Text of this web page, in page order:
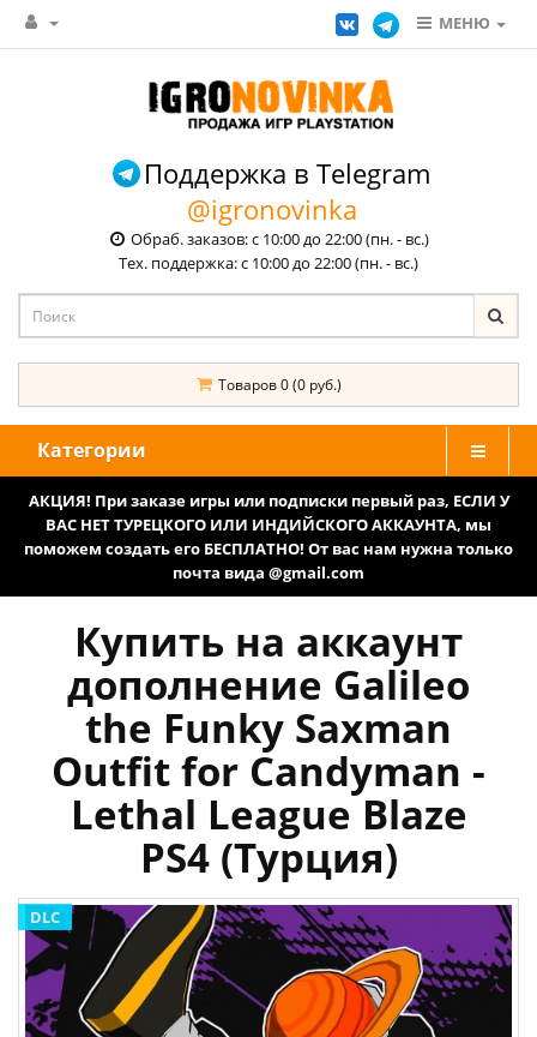
МЕНЮ
Поддержка в Telegram
@igronovinka
Обраб. заказов: с 10:00 до 22:00 (пн. - вс.)
Тех. поддержка: с 10:00 до 22:00 (пн. - вс.)
Товаров 0 (0 руб.)
Категории
АКЦИЯ! При заказе игры или подписки первый раз, ЕСЛИ У
ВАС НЕТ ТУРЕЦКОГО ИЛИ ИНДИЙСКОГО АККАУНТА, мы
поможем создать его БЕСПЛАТНО! От вас нам нужна только
почта вида @gmail.com
Купить на аккаунт
дополнение Galileo
the Funky Saxman
Outfit for Candyman -
Lethal League Blaze
PS4 (Турция)
DLC